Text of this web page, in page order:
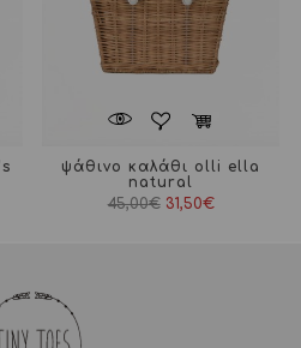
ψάθινο καλάθι olli ella
natural
45,00€ Original
31,50€Η